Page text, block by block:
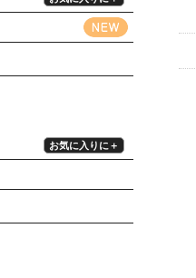
お気に入りに＋